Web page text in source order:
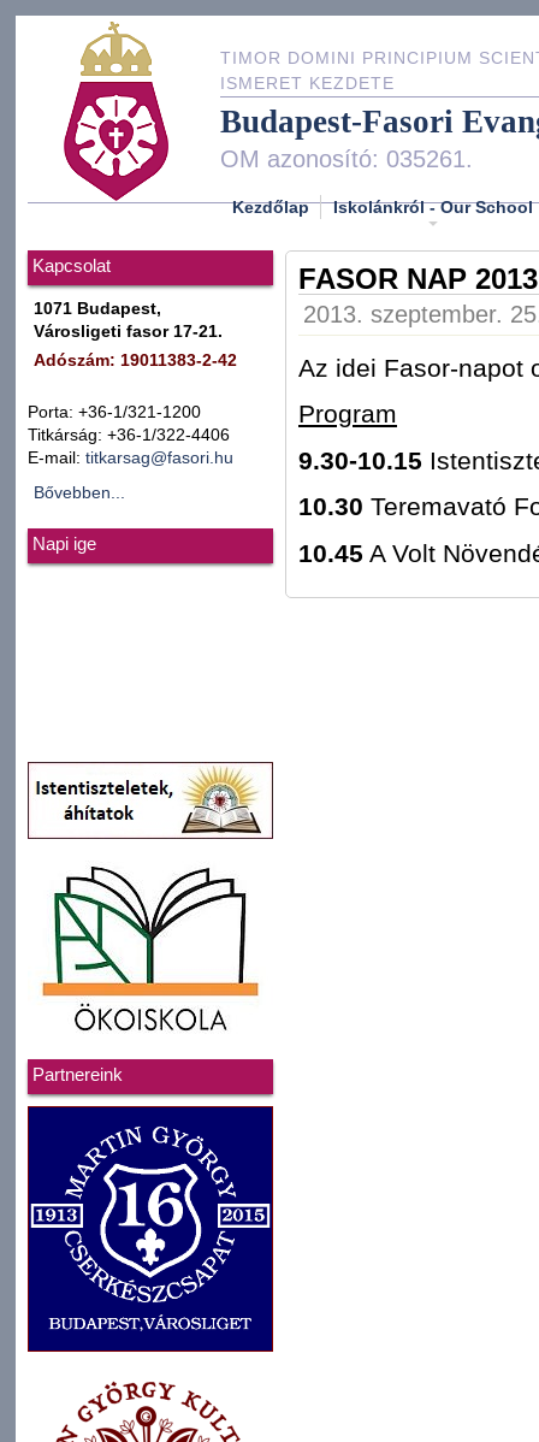
TIMOR DOMINI PRINCIPIUM
ISMERET KEZDETE
Budapest-Fasori
OM azonosító: 035261.
Kezdőlap Iskolánkról - Our School
Kapcsolat
1071 Budapest,
Városligeti fasor 17-21.
Adószám: 19011383-2-42
Porta: +36-1/321-1200
Titkárság: +36-1/322-4406
E-mail: titkarsag@fasori.hu
Bővebben...
Napi ige
Partnereink
FASOR NAP 2013
2013. szeptember.
Az idei Fasor-napot
Program
9.30-10.15
10.30 Teremavató
10.45 A Volt